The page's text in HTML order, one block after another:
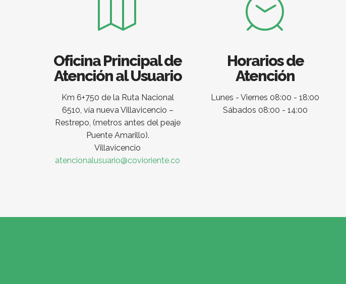
Oficina Principal de
Atención al Usuario
Km 6+750 de la Ruta Nacional
6510, vía nueva Villavicencio –
Restrepo, (metros antes del peaje
Puente Amarillo).
Villavicencio
atencionalusuario@covioriente.co
Horarios de
Atención
Lunes - Viernes 08:00 - 18:00
Sábados 08:00 - 14:00